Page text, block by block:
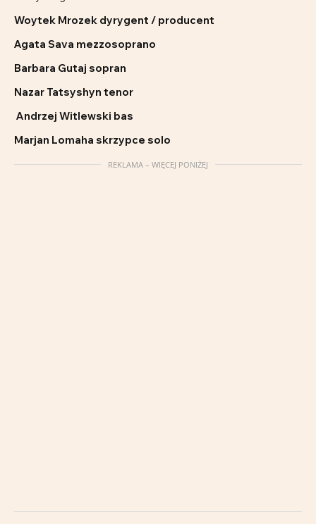
Woytek Mrozek dyrygent / producent
Agata Sava mezzosoprano
Barbara Gutaj sopran
Nazar Tatsyshyn tenor
Andrzej Witlewski bas
Marjan Lomaha skrzypce solo
REKLAMA – WIĘCEJ PONIŻEJ